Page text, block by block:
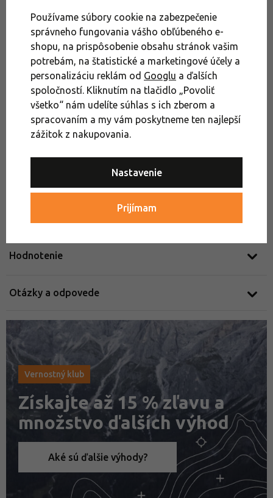
Potrebujete poradiť?
Potrebujete poradiť?
Outdoorový Expert
+421 232 447 750
alebo využite náš chat (Po–Pia 8:00–16:30)
Dámske cyklistické oblečenie
Dámske cyklistické kraťasy Akcie
Hodnotenie
Otázky a odpovede
Vernostný klub
Získajte až 15 % zľavu a
množstvo ďalších výhod
Aké sú ďalšie výhody?
Používame súbory cookie na zabezpečenie
správneho fungovania vášho obľúbeného e-
shopu, na prispôsobenie obsahu stránok vašim
potrebám, na štatistické a marketingové účely a
personalizáciu reklám od Googlu a ďalších
spoločností. Kliknutím na tlačidlo „Povoliť
všetko“ nám udelíte súhlas s ich zberom a
spracovaním a my vám poskytneme ten najlepší
zážitok z nakupovania.
Nastavenie
Prijímam